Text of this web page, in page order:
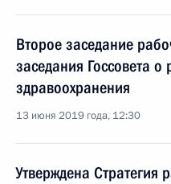
Второе заседание
заседания Госсовета о
здравоохранения
13 июня 2019 года, 12:30
Утверждена Стратегия